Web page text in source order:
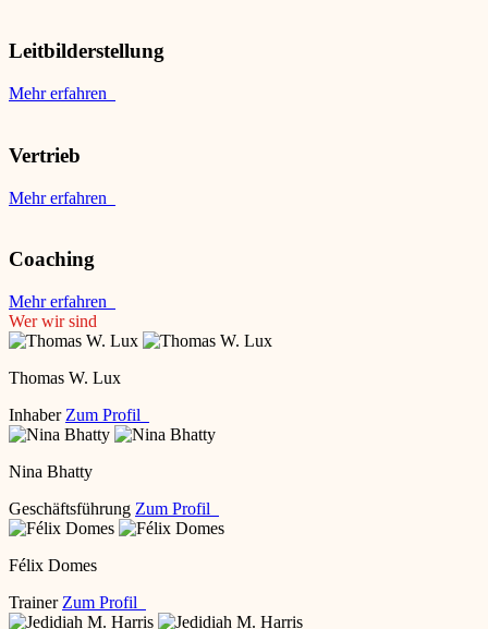
Leitbilderstellung
Mehr erfahren
Vertrieb
Mehr erfahren
Coaching
Mehr erfahren
Wer wir sind
Thomas W. Lux
Inhaber Zum Profil
Nina Bhatty
Geschäftsführung Zum Profil
Félix Domes
Trainer Zum Profil